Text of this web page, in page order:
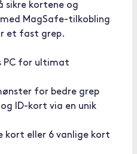
sikre kortene og
MagSafe-tilkobling
et fast grep.
PC for ultimat
for bedre grep
ID-kort via en unik
kort eller 6 vanlige kort